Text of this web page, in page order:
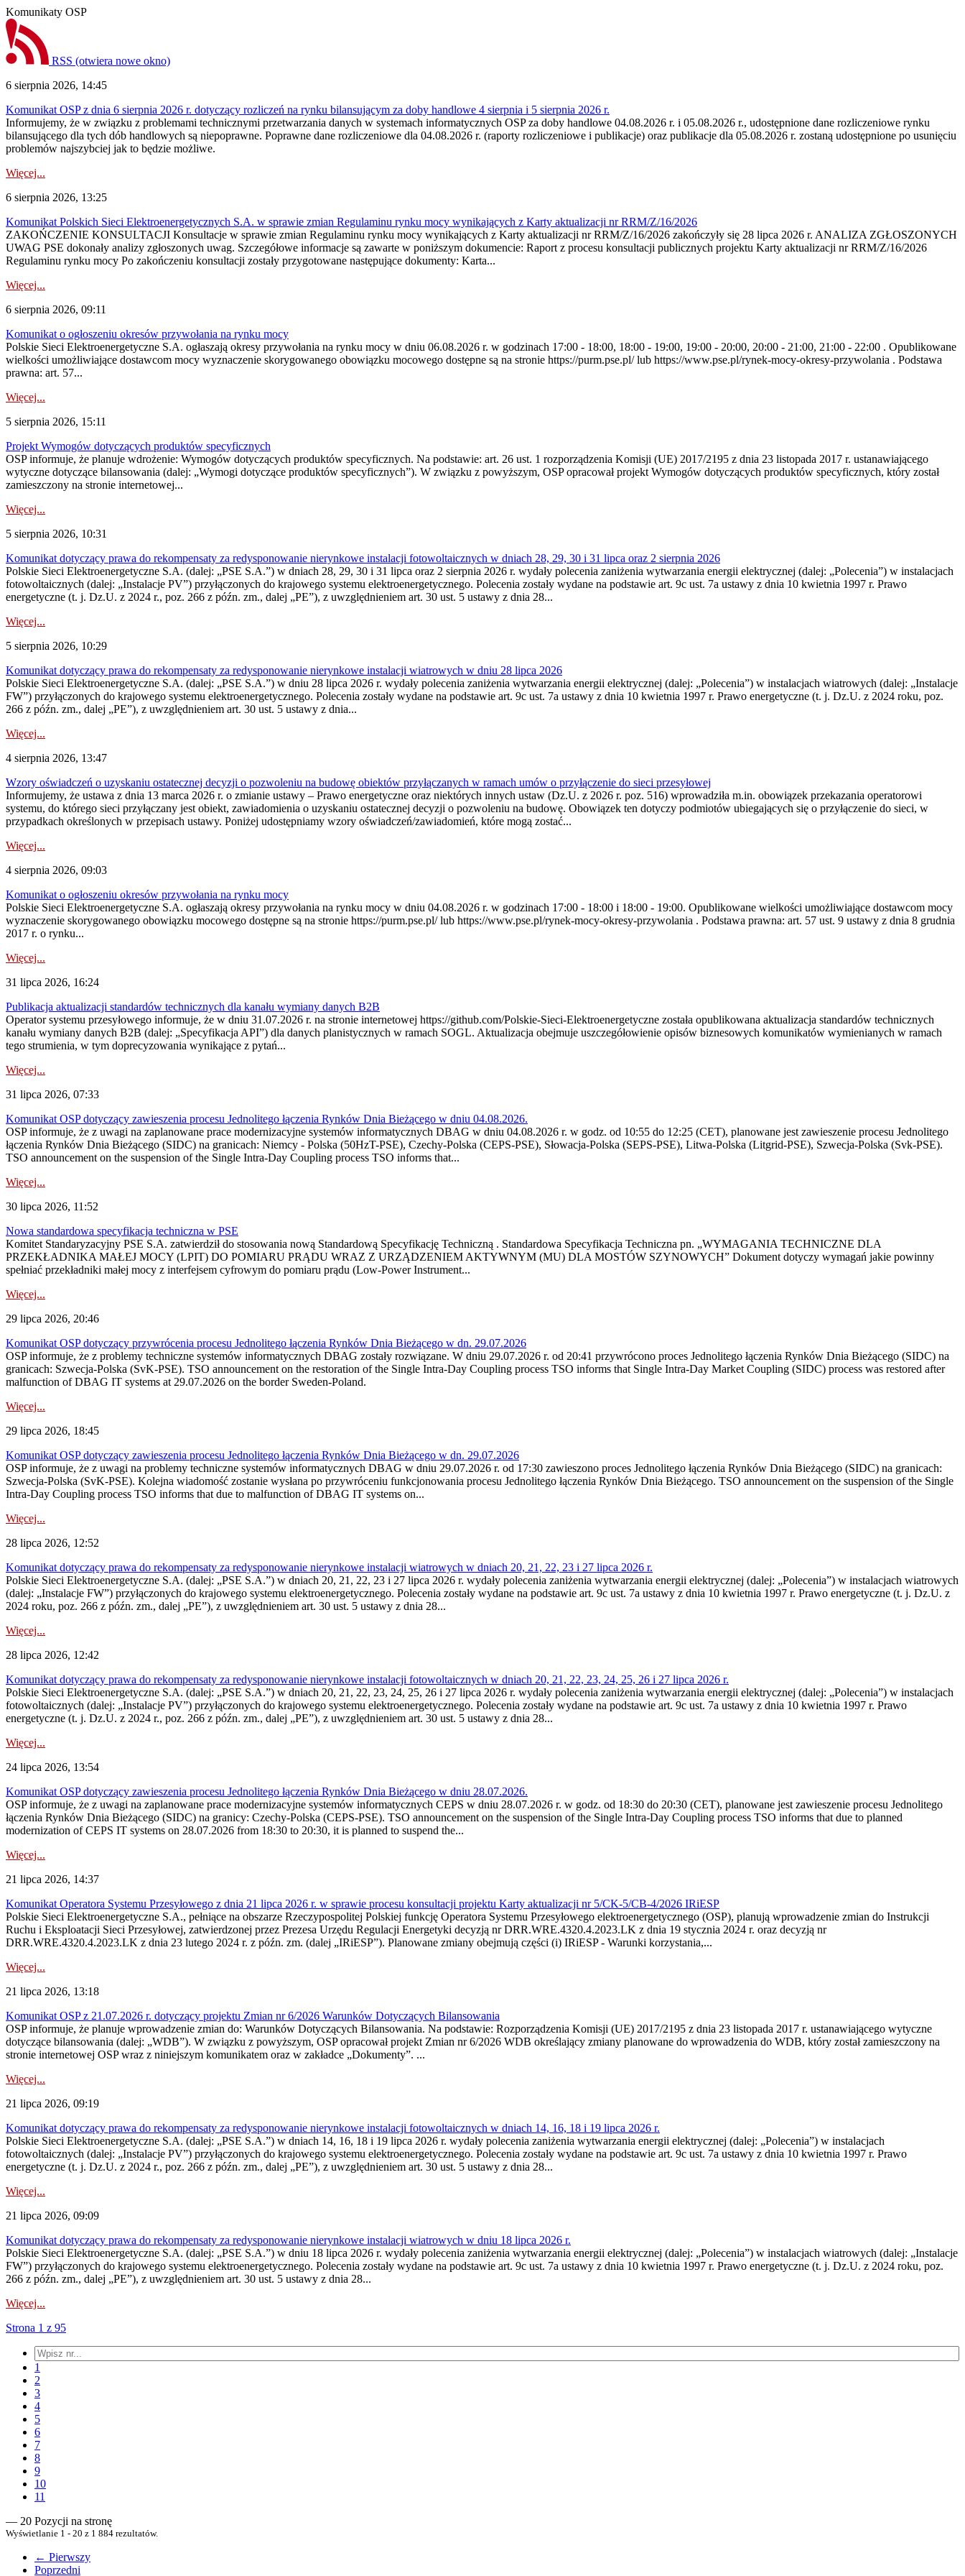
Komunikaty OSP
RSS (otwiera nowe okno)
6 sierpnia 2026, 14:45
Komunikat OSP z dnia 6 sierpnia 2026 r. dotyczący rozliczeń na rynku bilansującym za doby handlowe 4 sierpnia i 5 sierpnia 2026 r.
Informujemy, że w związku z problemami technicznymi przetwarzania danych w systemach informatycznych OSP za doby handlowe 04.08.2026 r. i 05.08.2026 r., udostępnione dane rozliczeniowe rynku
bilansującego dla tych dób handlowych są niepoprawne. Poprawne dane rozliczeniowe dla 04.08.2026 r. (raporty rozliczeniowe i publikacje) oraz publikacje dla 05.08.2026 r. zostaną udostępnione po usunięciu
problemów najszybciej jak to będzie możliwe.
Więcej...
6 sierpnia 2026, 13:25
Komunikat Polskich Sieci Elektroenergetycznych S.A. w sprawie zmian Regulaminu rynku mocy wynikających z Karty aktualizacji nr RRM/Z/16/2026
ZAKOŃCZENIE KONSULTACJI Konsultacje w sprawie zmian Regulaminu rynku mocy wynikających z Karty aktualizacji nr RRM/Z/16/2026 zakończyły się 28 lipca 2026 r. ANALIZA ZGŁOSZONYCH
UWAG PSE dokonały analizy zgłoszonych uwag. Szczegółowe informacje są zawarte w poniższym dokumencie: Raport z procesu konsultacji publicznych projektu Karty aktualizacji nr RRM/Z/16/2026
Regulaminu rynku mocy Po zakończeniu konsultacji zostały przygotowane następujące dokumenty: Karta...
Więcej...
6 sierpnia 2026, 09:11
Komunikat o ogłoszeniu okresów przywołania na rynku mocy
Polskie Sieci Elektroenergetyczne S.A. ogłaszają okresy przywołania na rynku mocy w dniu 06.08.2026 r. w godzinach 17:00 - 18:00, 18:00 - 19:00, 19:00 - 20:00, 20:00 - 21:00, 21:00 - 22:00 . Opublikowane
wielkości umożliwiające dostawcom mocy wyznaczenie skorygowanego obowiązku mocowego dostępne są na stronie https://purm.pse.pl/ lub https://www.pse.pl/rynek-mocy-okresy-przywolania . Podstawa
prawna: art. 57...
Więcej...
5 sierpnia 2026, 15:11
Projekt Wymogów dotyczących produktów specyficznych
OSP informuje, że planuje wdrożenie: Wymogów dotyczących produktów specyficznych. Na podstawie: art. 26 ust. 1 rozporządzenia Komisji (UE) 2017/2195 z dnia 23‍ listopada 2017 r. ustanawiającego
wytyczne dotyczące bilansowania (dalej: „Wymogi dotyczące produktów specyficznych”). W związku z powyższym, OSP opracował projekt Wymogów dotyczących produktów specyficznych, który został
zamieszczony na stronie internetowej...
Więcej...
5 sierpnia 2026, 10:31
Komunikat dotyczący prawa do rekompensaty za redysponowanie nierynkowe instalacji fotowoltaicznych w dniach 28, 29, 30 i 31 lipca oraz 2 sierpnia 2026
Polskie Sieci Elektroenergetyczne S.A. (dalej: „PSE S.A.”) w dniach 28, 29, 30 i 31 lipca oraz 2 sierpnia 2026 r. wydały polecenia zaniżenia wytwarzania energii elektrycznej (dalej: „Polecenia”) w instalacjach
fotowoltaicznych (dalej: „Instalacje PV”) przyłączonych do krajowego systemu elektroenergetycznego. Polecenia zostały wydane na podstawie art. 9c ust. 7a ustawy z dnia 10 kwietnia 1997 r. Prawo
energetyczne (t. j. Dz.U. z 2024 r., poz. 266 z późn. zm., dalej „PE”), z uwzględnieniem art. 30 ust. 5 ustawy z dnia 28...
Więcej...
5 sierpnia 2026, 10:29
Komunikat dotyczący prawa do rekompensaty za redysponowanie nierynkowe instalacji wiatrowych w dniu 28 lipca 2026
Polskie Sieci Elektroenergetyczne S.A. (dalej: „PSE S.A.”) w dniu 28 lipca 2026 r. wydały polecenia zaniżenia wytwarzania energii elektrycznej (dalej: „Polecenia”) w instalacjach wiatrowych (dalej: „Instalacje
FW”) przyłączonych do krajowego systemu elektroenergetycznego. Polecenia zostały wydane na podstawie art. 9c ust. 7a ustawy z dnia 10 kwietnia 1997 r. Prawo energetyczne (t. j. Dz.U. z 2024 roku, poz.
266 z późn. zm., dalej „PE”), z uwzględnieniem art. 30 ust. 5 ustawy z dnia...
Więcej...
4 sierpnia 2026, 13:47
Wzory oświadczeń o uzyskaniu ostatecznej decyzji o pozwoleniu na budowę obiektów przyłączanych w ramach umów o przyłączenie do sieci przesyłowej
Informujemy, że ustawa z dnia 13 marca 2026 r. o zmianie ustawy – Prawo energetyczne oraz niektórych innych ustaw (Dz.U. z 2026 r. poz. 516) wprowadziła m.in. obowiązek przekazania operatorowi
systemu, do którego sieci przyłączany jest obiekt, zawiadomienia o uzyskaniu ostatecznej decyzji o pozwoleniu na budowę. Obowiązek ten dotyczy podmiotów ubiegających się o przyłączenie do sieci, w
przypadkach określonych w przepisach ustawy. Poniżej udostępniamy wzory oświadczeń/zawiadomień, które mogą zostać...
Więcej...
4 sierpnia 2026, 09:03
Komunikat o ogłoszeniu okresów przywołania na rynku mocy
Polskie Sieci Elektroenergetyczne S.A. ogłaszają okresy przywołania na rynku mocy w dniu 04.08.2026 r. w godzinach 17:00 - 18:00 i 18:00 - 19:00. Opublikowane wielkości umożliwiające dostawcom mocy
wyznaczenie skorygowanego obowiązku mocowego dostępne są na stronie https://purm.pse.pl/ lub https://www.pse.pl/rynek-mocy-okresy-przywolania . Podstawa prawna: art. 57 ust. 9 ustawy z dnia 8 grudnia
2017 r. o rynku...
Więcej...
31 lipca 2026, 16:24
Publikacja aktualizacji standardów technicznych dla kanału wymiany danych B2B
Operator systemu przesyłowego informuje, że w dniu 31.07.2026 r. na stronie internetowej https://github.com/Polskie-Sieci-Elektroenergetyczne została opublikowana aktualizacja standardów technicznych
kanału wymiany danych B2B (dalej: „Specyfikacja API”) dla danych planistycznych w ramach SOGL. Aktualizacja obejmuje uszczegółowienie opisów biznesowych komunikatów wymienianych w ramach
tego strumienia, w tym doprecyzowania wynikające z pytań...
Więcej...
31 lipca 2026, 07:33
Komunikat OSP dotyczący zawieszenia procesu Jednolitego łączenia Rynków Dnia Bieżącego w dniu 04.08.2026.
OSP informuje, że z uwagi na zaplanowane prace modernizacyjne systemów informatycznych DBAG w dniu 04.08.2026 r. w godz. od 10:55 do 12:25 (CET), planowane jest zawieszenie procesu Jednolitego
łączenia Rynków Dnia Bieżącego (SIDC) na granicach: Niemcy - Polska (50HzT-PSE), Czechy-Polska (CEPS-PSE), Słowacja-Polska (SEPS-PSE), Litwa-Polska (Litgrid-PSE), Szwecja-Polska (Svk-PSE).
TSO announcement on the suspension of the Single Intra-Day Coupling process TSO informs that...
Więcej...
30 lipca 2026, 11:52
Nowa standardowa specyfikacja techniczna w PSE
Komitet Standaryzacyjny PSE S.A. zatwierdził do stosowania nową Standardową Specyfikację Techniczną . Standardowa Specyfikacja Techniczna pn. „WYMAGANIA TECHNICZNE DLA
PRZEKŁADNIKA MAŁEJ MOCY (LPIT) DO POMIARU PRĄDU WRAZ Z URZĄDZENIEM AKTYWNYM (MU) DLA MOSTÓW SZYNOWYCH” Dokument dotyczy wymagań jakie powinny
spełniać przekładniki małej mocy z interfejsem cyfrowym do pomiaru prądu (Low-Power Instrument...
Więcej...
29 lipca 2026, 20:46
Komunikat OSP dotyczący przywrócenia procesu Jednolitego łączenia Rynków Dnia Bieżącego w dn. 29.07.2026
OSP informuje, że z problemy techniczne systemów informatycznych DBAG zostały rozwiązane. W dniu 29.07.2026 r. od 20:41 przywrócono proces Jednolitego łączenia Rynków Dnia Bieżącego (SIDC) na
granicach: Szwecja-Polska (SvK-PSE). TSO announcement on the restoration of the Single Intra-Day Coupling process TSO informs that Single Intra-Day Market Coupling (SIDC) process was restored after
malfunction of DBAG IT systems at 29.07.2026 on the border Sweden-Poland.
Więcej...
29 lipca 2026, 18:45
Komunikat OSP dotyczący zawieszenia procesu Jednolitego łączenia Rynków Dnia Bieżącego w dn. 29.07.2026
OSP informuje, że z uwagi na problemy techniczne systemów informatycznych DBAG w dniu 29.07.2026 r. od 17:30 zawieszono proces Jednolitego łączenia Rynków Dnia Bieżącego (SIDC) na granicach:
Szwecja-Polska (SvK-PSE). Kolejna wiadomość zostanie wysłana po przywróceniu funkcjonowania procesu Jednolitego łączenia Rynków Dnia Bieżącego. TSO announcement on the suspension of the Single
Intra-Day Coupling process TSO informs that due to malfunction of DBAG IT systems on...
Więcej...
28 lipca 2026, 12:52
Komunikat dotyczący prawa do rekompensaty za redysponowanie nierynkowe instalacji wiatrowych w dniach 20, 21, 22, 23 i 27 lipca 2026 r.
Polskie Sieci Elektroenergetyczne S.A. (dalej: „PSE S.A.”) w dniach 20, 21, 22, 23 i 27 lipca 2026 r. wydały polecenia zaniżenia wytwarzania energii elektrycznej (dalej: „Polecenia”) w instalacjach wiatrowych
(dalej: „Instalacje FW”) przyłączonych do krajowego systemu elektroenergetycznego. Polecenia zostały wydane na podstawie art. 9c ust. 7a ustawy z dnia 10 kwietnia 1997 r. Prawo energetyczne (t. j. Dz.U. z
2024 roku, poz. 266 z późn. zm., dalej „PE”), z uwzględnieniem art. 30 ust. 5 ustawy z dnia 28...
Więcej...
28 lipca 2026, 12:42
Komunikat dotyczący prawa do rekompensaty za redysponowanie nierynkowe instalacji fotowoltaicznych w dniach 20, 21, 22, 23, 24, 25, 26 i 27 lipca 2026 r.
Polskie Sieci Elektroenergetyczne S.A. (dalej: „PSE S.A.”) w dniach 20, 21, 22, 23, 24, 25, 26 i 27 lipca 2026 r. wydały polecenia zaniżenia wytwarzania energii elektrycznej (dalej: „Polecenia”) w instalacjach
fotowoltaicznych (dalej: „Instalacje PV”) przyłączonych do krajowego systemu elektroenergetycznego. Polecenia zostały wydane na podstawie art. 9c ust. 7a ustawy z dnia 10 kwietnia 1997 r. Prawo
energetyczne (t. j. Dz.U. z 2024 r., poz. 266 z późn. zm., dalej „PE”), z uwzględnieniem art. 30 ust. 5 ustawy z dnia 28...
Więcej...
24 lipca 2026, 13:54
Komunikat OSP dotyczący zawieszenia procesu Jednolitego łączenia Rynków Dnia Bieżącego w dniu 28.07.2026.
OSP informuje, że z uwagi na zaplanowane prace modernizacyjne systemów informatycznych CEPS w dniu 28.07.2026 r. w godz. od 18:30 do 20:30 (CET), planowane jest zawieszenie procesu Jednolitego
łączenia Rynków Dnia Bieżącego (SIDC) na granicy: Czechy-Polska (CEPS-PSE). TSO announcement on the suspension of the Single Intra-Day Coupling process TSO informs that due to planned
modernization of CEPS IT systems on 28.07.2026 from 18:30 to 20:30, it is planned to suspend the...
Więcej...
21 lipca 2026, 14:37
Komunikat Operatora Systemu Przesyłowego z dnia 21 lipca 2026 r. w sprawie procesu konsultacji projektu Karty aktualizacji nr 5/CK-5/CB-4/2026 IRiESP
Polskie Sieci Elektroenergetyczne S.A., pełniące na obszarze Rzeczypospolitej Polskiej funkcję Operatora Systemu Przesyłowego elektroenergetycznego (OSP), planują wprowadzenie zmian do Instrukcji
Ruchu i Eksploatacji Sieci Przesyłowej, zatwierdzonej przez Prezesa Urzędu Regulacji Energetyki decyzją nr DRR.WRE.4320.4.2023.LK z dnia 19 stycznia 2024 r. oraz decyzją nr
DRR.WRE.4320.4.2023.LK z dnia 23 lutego 2024 r. z późn. zm. (dalej „IRiESP”). Planowane zmiany obejmują części (i) IRiESP - Warunki korzystania,...
Więcej...
21 lipca 2026, 13:18
Komunikat OSP z 21.07.2026 r. dotyczący projektu Zmian nr 6/2026 Warunków Dotyczących Bilansowania
OSP informuje, że planuje wprowadzenie zmian do: Warunków Dotyczących Bilansowania. Na podstawie: Rozporządzenia Komisji (UE) 2017/2195 z dnia 23‍ listopada 2017 r. ustanawiającego wytyczne
dotyczące bilansowania (dalej: „WDB”). W związku z powyższym, OSP opracował projekt Zmian nr 6/2026 WDB określający zmiany planowane do wprowadzenia do WDB, który został zamieszczony na
stronie internetowej OSP wraz z niniejszym komunikatem oraz w zakładce „Dokumenty”. ...
Więcej...
21 lipca 2026, 09:19
Komunikat dotyczący prawa do rekompensaty za redysponowanie nierynkowe instalacji fotowoltaicznych w dniach 14, 16, 18 i 19 lipca 2026 r.
Polskie Sieci Elektroenergetyczne S.A. (dalej: „PSE S.A.”) w dniach 14, 16, 18 i 19 lipca 2026 r. wydały polecenia zaniżenia wytwarzania energii elektrycznej (dalej: „Polecenia”) w instalacjach
fotowoltaicznych (dalej: „Instalacje PV”) przyłączonych do krajowego systemu elektroenergetycznego. Polecenia zostały wydane na podstawie art. 9c ust. 7a ustawy z dnia 10 kwietnia 1997 r. Prawo
energetyczne (t. j. Dz.U. z 2024 r., poz. 266 z późn. zm., dalej „PE”), z uwzględnieniem art. 30 ust. 5 ustawy z dnia 28...
Więcej...
21 lipca 2026, 09:09
Komunikat dotyczący prawa do rekompensaty za redysponowanie nierynkowe instalacji wiatrowych w dniu 18 lipca 2026 r.
Polskie Sieci Elektroenergetyczne S.A. (dalej: „PSE S.A.”) w dniu 18 lipca 2026 r. wydały polecenia zaniżenia wytwarzania energii elektrycznej (dalej: „Polecenia”) w instalacjach wiatrowych (dalej: „Instalacje
FW”) przyłączonych do krajowego systemu elektroenergetycznego. Polecenia zostały wydane na podstawie art. 9c ust. 7a ustawy z dnia 10 kwietnia 1997 r. Prawo energetyczne (t. j. Dz.U. z 2024 roku, poz.
266 z późn. zm., dalej „PE”), z uwzględnieniem art. 30 ust. 5 ustawy z dnia 28...
Więcej...
Strona 1 z 95
1
2
3
4
5
6
7
8
9
10
11
— 20 Pozycji na stronę
Wyświetlanie 1 - 20 z 1 884 rezultatów.
← Pierwszy
Poprzedni